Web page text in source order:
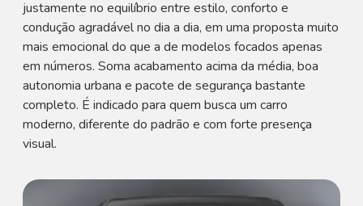
justamente no equilíbrio entre estilo, conforto e
condução agradável no dia a dia, em uma proposta muito
mais emocional do que a de modelos focados apenas
em números. Soma acabamento acima da média, boa
autonomia urbana e pacote de segurança bastante
completo. É indicado para quem busca um carro
moderno, diferente do padrão e com forte presença
visual.